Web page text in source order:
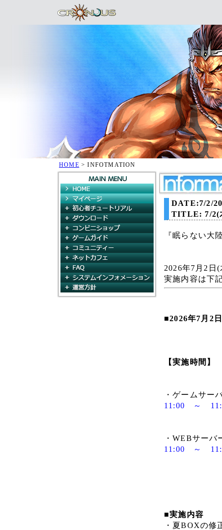
HOME > INFOTMATION
マイページ
初心者チュートリアル
ダウンロード
ゲームガイド
FAQ
システムインフォメー
運営方針
DATE:7/2/
TITLE: 7/2(
『眠らない大
2026年7月2日
実施内容は下
■2026年7月2
【実施時間】
・ゲームサー
11:00 ～
・WEBサーバ
11:00 ～
■実施内容
・夏BOXの修